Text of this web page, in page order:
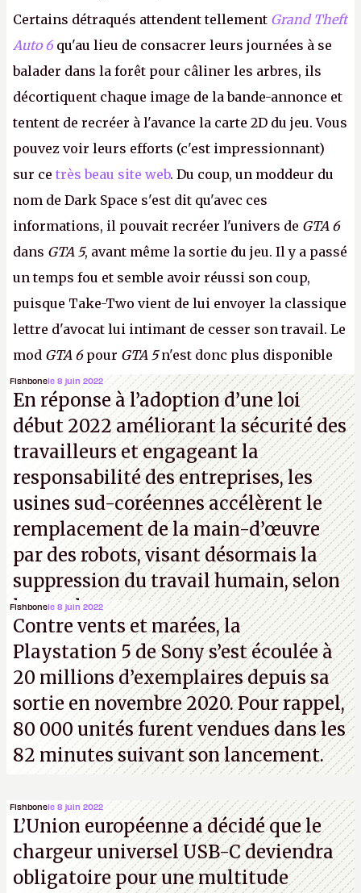
Certains détraqués attendent tellement Grand Theft
Auto 6 qu'au lieu de consacrer leurs journées à se
balader dans la forêt pour câliner les arbres, ils
décortiquent chaque image de la bande-annonce et
tentent de recréer à l'avance la carte 2D du jeu. Vous
pouvez voir leurs efforts (c'est impressionnant)
sur ce très beau site web. Du coup, un moddeur du
nom de Dark Space s'est dit qu'avec ces
informations, il pouvait recréer l'univers de GTA 6
dans GTA 5, avant même la sortie du jeu. Il y a passé
un temps fou et semble avoir réussi son coup,
puisque Take-Two vient de lui envoyer la classique
lettre d'avocat lui intimant de cesser son travail. Le
mod GTA 6pour GTA 5n'est donc plus disponible
au téléchargement. Vous pouvez encore en voir
quelques bribes surcette vidéo YouTube.A.
Fishbonele 8 juin 2022
En réponse à l’adoption d’une loi
début 2022 améliorant la sécurité des
travailleurs et engageant la
responsabilité des entreprises, les
usines sud-coréennes accélèrent le
remplacement de la main-d’œuvre
par des robots, visant désormais la
suppression du travail humain, selon
les analystes.
Fishbonele 8 juin 2022
Contre vents et marées, la
Playstation 5 de Sony s’est écoulée à
20 millions d’exemplaires depuis sa
sortie en novembre 2020. Pour rappel,
80 000 unités furent vendues dans les
82 minutes suivant son lancement.
Fishbonele 8 juin 2022
L’Union européenne a décidé que le
chargeur universel USB-C deviendra
obligatoire pour une multitude